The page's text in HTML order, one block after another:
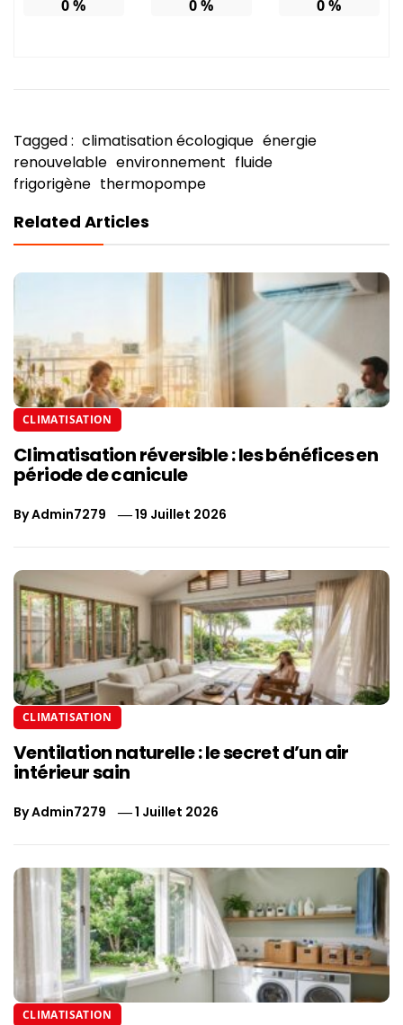
0% 0% 0%
Tagged : climatisation écologique énergie
renouvelable environnement fluide
frigorigène thermopompe
Related Articles
CLIMATISATION
Climatisation réversible : les bénéfices en
période de canicule
ByAdmin7279 19 Juillet 2026
CLIMATISATION
Ventilation naturelle : le secret d’un air
intérieur sain
ByAdmin7279 1 Juillet 2026
CLIMATISATION